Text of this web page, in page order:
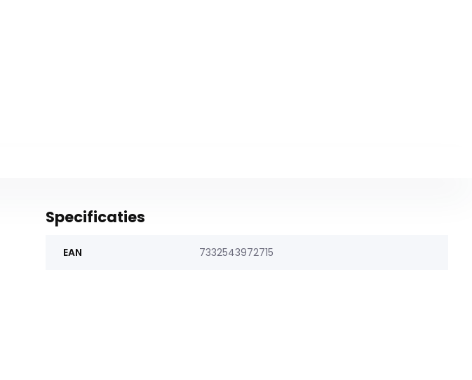
Specificaties
EAN 7332543972715